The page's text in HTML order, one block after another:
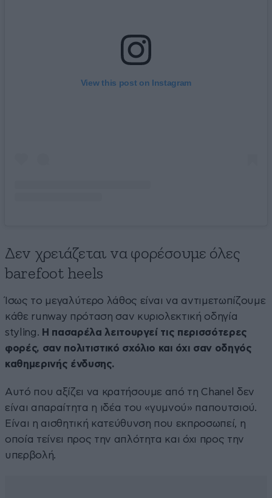
View this post on Instagram
Δεν χρειάζεται να φορέσουμε όλες
barefoot heels
Ίσως το μεγαλύτερο λάθος είναι να αντιμετωπίζουμε
κάθε runway πρόταση σαν κυριολεκτική οδηγία
styling. Η πασαρέλα λειτουργεί τις περισσότερες
φορές, σαν πολιτιστικό σχόλιο και όχι σαν οδηγός
καθημερινής ένδυσης.
Αυτό που αξίζει να κρατήσουμε από τη Chanel δεν
είναι απαραίτητα η ιδέα του «γυμνού» παπουτσιού.
Είναι η αισθητική κατεύθυνση που εκπροσωπεί, η
οποία τείνει προς την απλότητα και όχι προς την
υπερβολή.